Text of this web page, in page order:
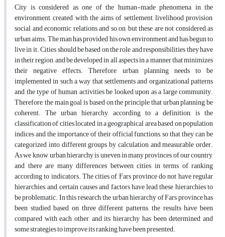
City is considered as one of the human-made phenomena in the
environment, created with the aims of settlement, livelihood provision,
social and economic relations and so on, but these are not considered as
urban aims. The man has provided his own environment and has begun to
live in it. Cities should be based on the role and responsibilities they have
in their region, and be developed in all aspects in a manner that minimizes
their negative effects. Therefore, urban planning needs to be
implemented in such a way that settlements and organizational patterns
and the type of human activities be looked upon as a large community.
Therefore, the main goal is based on the principle that urban planning be
coherent. The urban hierarchy, according to a definition, is the
classification of cities located in a geographical area based on population
indices and the importance of their official functions, so that they can be
categorized into different groups by calculation and measurable order.
As we know, urban hierarchy is uneven in many provinces of our country,
and there are many differences between cities in terms of ranking
according to indicators. The cities of Fars province do not have regular
hierarchies, and certain causes and factors have lead these hierarchies to
be problematic. In this research, the urban hierarchy of Fars province has
been studied based on three different patterns, the results have been
compared with each other, and its hierarchy has been determined and
some strategies to improve its ranking have been presented.